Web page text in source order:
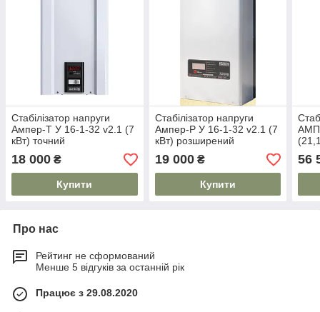
Стабілізатор напруги
Ампер-Т У 16-1-32 v2.1 (7
кВт) точний
18 000 ₴
Купити
Стабілізатор напруги
Ампер-Р У 16-1-32 v2.1 (7
кВт) розширений
19 000₴
Купити
56
Про нас
Рейтинг не сформований
Менше 5 відгуків за останній рік
Працює з 29.08.2020